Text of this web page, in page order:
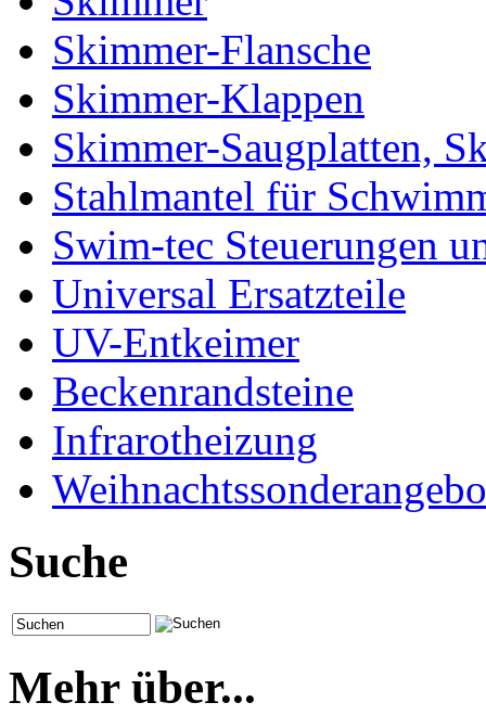
Skimmer-Flansche
Skimmer-Klappen
Skimmer-Saugplatten,
Stahlmantel für
Swim-tec Steuerungen
Universal Ersatzteile
UV-Entkeimer
Beckenrandsteine
Infrarotheizung
Suche
Mehr über...